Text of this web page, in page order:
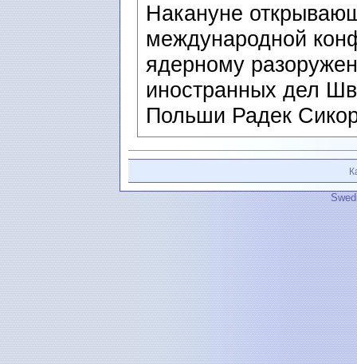
Накануне
международной
ядерному
иностранных дел
Польши Радек